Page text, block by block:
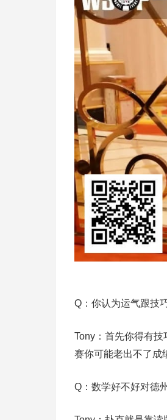
Q：你认为运气跟技
Tony：首先你得有
赛你可能老出不了成
Q：数学好不好对德